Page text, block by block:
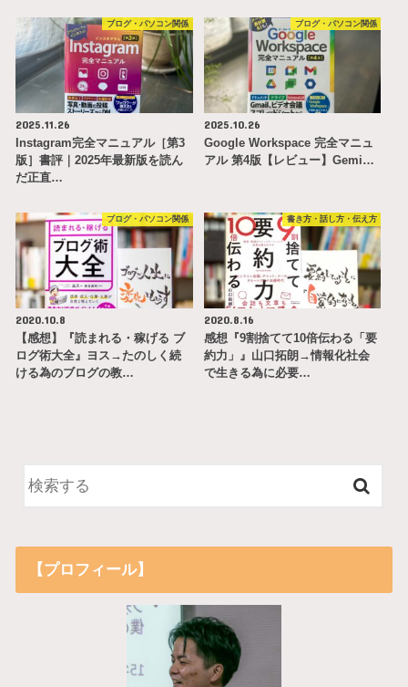
ブログ・パソコン関係
2025.11.26
Instagram完全マニュアル［第3
版］書評｜2025年最新版を読ん
だ正直…
ブログ・パソコン関係
2025.10.26
Google Workspace 完全マニュ
アル 第4版【レビュー】Gemi…
ブログ・パソコン関係
2020.10.8
【感想】『読まれる・稼げる ブ
ログ術大全』ヨス→たのしく続
ける為のブログの教…
書き方・話し方・伝え方
2020.8.16
感想『9割捨てて10倍伝わる「要
約力」』山口拓朗→情報化社会
で生きる為に必要…
【プロフィール】